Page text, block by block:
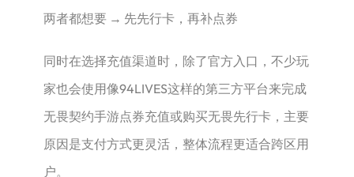
两者都想要 → 先先行卡，再补点券
同时在选择充值渠道时，除了官方入口，不少玩
家也会使用像94LIVES这样的第三方平台来完成
无畏契约手游点券充值或购买无畏先行卡，主要
原因是支付方式更灵活，整体流程更适合跨区用
户。